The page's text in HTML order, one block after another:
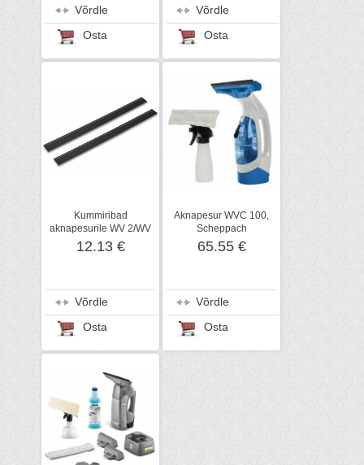
Võrdle
Osta
Võrdle
Osta
Kummiribad
aknapesurile WV 2/WV
5, 280 mm, Kärcher
12.13 €
Võrdle
Osta
Aknapesur WVC 100,
Scheppach
65.55 €
Võrdle
Osta